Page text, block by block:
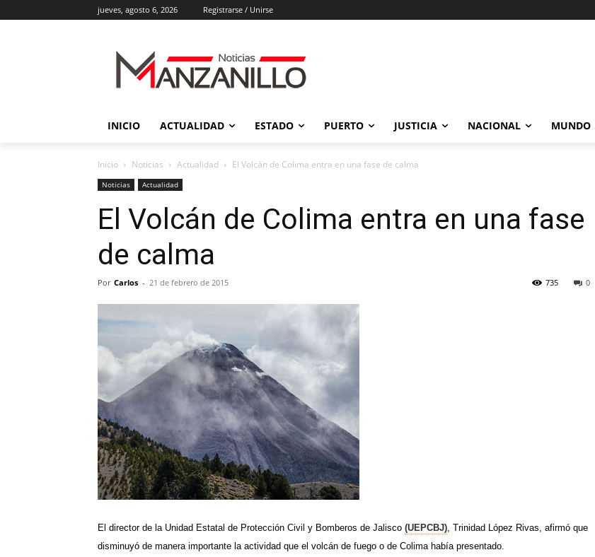
jueves, agosto 6, 2026 Registrarse / Unirse
INICIO ACTUALIDAD ESTADO PUERTO JUSTICIA NACIONAL MUNDO
Inicio Noticias Actualidad El Volcán de Colima entra en una fase de calma
Noticias Actualidad
El Volcán de Colima entra en una fase
de calma
Por Carlos - 21 de febrero de 2015 0
735
El director de la Unidad Estatal de Protección Civil y Bomberos de Jalisco (UEPCBJ), Trinidad López Rivas, afirmó que
disminuyó de manera importante la actividad que el volcán de fuego o de Colima había presentado.